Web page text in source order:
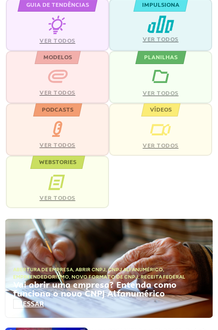
GUIA DE TENDÊNCIAS
VER TODOS
IMPULSIONA
VER TODOS
MODELOS
VER TODOS
PLANILHAS
VER TODOS
PODCASTS
VER TODOS
VÍDEOS
VER TODOS
WEBSTORIES
VER TODOS
ABERTURA DE EMPRESA, ABRIR CNPJ,CNPJ ALFANUMÉRICO,
EMPREENDEDORISMO, NOVO FORMATO DE CNPJ,RECEITA FEDERAL
Vai abrir uma empresa? Entenda como
funciona o novo CNPJ Alfanumérico
ACESSAR